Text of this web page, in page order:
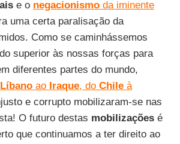
e o negacionismoda iminente
uma certa paralisação da
Como se caminhássemos
superior às nossas forças para
diferentes partes do mundo,
Líbanoao Iraque, do Chileà
e corrupto mobilizaram-se nas
O futuro destas mobilizaçõesé
que continuamos a ter direito ao